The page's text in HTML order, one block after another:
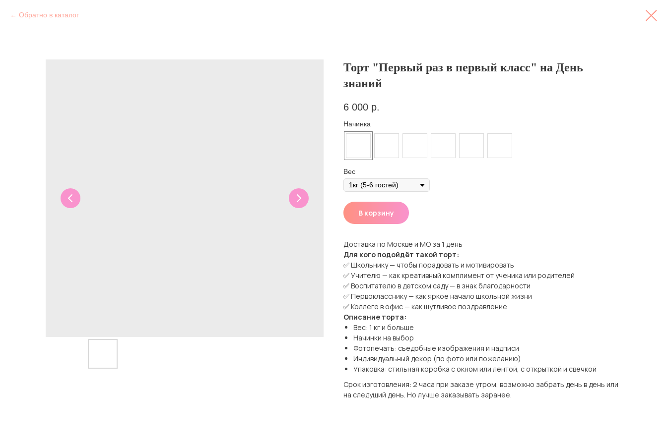
Обратно в каталог
Торт "Первый раз в первый класс" на День
знаний
6 000 р.
Начинка
Вес
В корзину
Доставка по Москве и МО за 1 день
Для кого подойдёт такой торт:
✅ Школьнику — чтобы порадовать и мотивировать
✅ Учителю — как креативный комплимент от ученика или родителей
✅ Воспитателю в детском саду — в знак благодарности
✅ Первокласснику — как яркое начало школьной жизни
✅ Коллеге в офис — как шутливое поздравление
Описание торта:
Вес: 1 кг и больше
Начинки на выбор
Фотопечать: съедобные изображения и надписи
Индивидуальный декор (по фото или пожеланию)
Упаковка: стильная коробка с окном или лентой, с открыткой и свечкой
Срок изготовления: 2 часа при заказе утром, возможно забрать день в день или
на следущий день. Но лучше заказывать заранее.